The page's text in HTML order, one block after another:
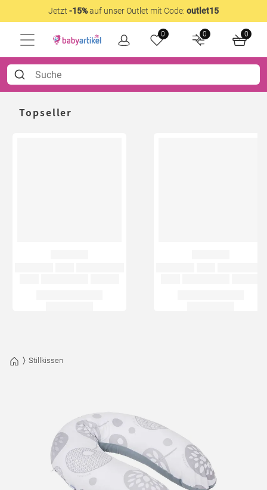
Jetzt -15%auf unser Outlet mit Code: outlet15
0 0 0
Topseller
Stillkissen